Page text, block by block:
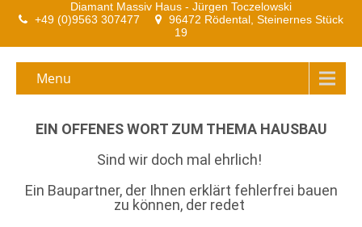
Diamant Massiv Haus - Jürgen Toczelowski
+49 (0)9563 307477
96472 Rödental, Steinernes Stück
19
Menu
EIN OFFENES WORT ZUM THEMA HAUSBAU
Sind wir doch mal ehrlich!
Ein Baupartner, der Ihnen erklärt fehlerfrei bauen
zu können, der redet